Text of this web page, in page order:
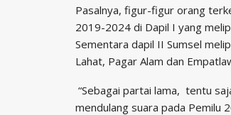
Pasalnya, figur-figur orang
2019-2024 di Dapil I yang
Sementara dapil II Sumsel
Lahat, Pagar Alam dan
“Sebagai partai lama, tentu
mendulang suara pada Pemilu